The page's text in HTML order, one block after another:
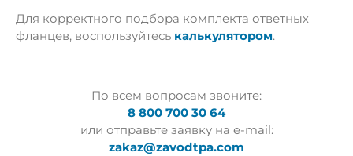
Для корректного подбора комплекта ответных
фланцев, воспользуйтесь калькулятором.
По всем вопросам звоните:
8 800 700 30 64
или отправьте заявку на e-mail:
zakaz@zavodtpa.com